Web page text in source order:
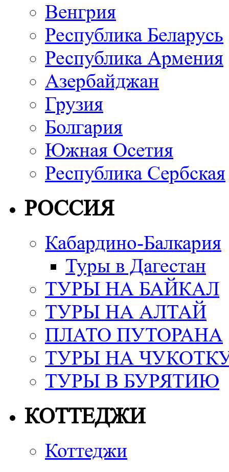
Венгрия
Республика Беларусь
Республика Армения
Азербайджан
Грузия
Болгария
Южная Осетия
Республика Сербская
РОССИЯ
Кабардино-Балкария
Туры в Дагестан
ТУРЫ НА БАЙКАЛ
ТУРЫ НА АЛТАЙ
ПЛАТО ПУТОРАНА
ТУРЫ НА
ТУРЫ В БУРЯТИЮ
КОТТЕДЖИ
Коттеджи